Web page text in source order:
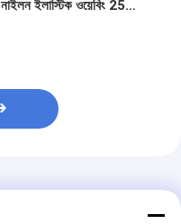
নাইলন ইলাস্টিক ওয়েবিং 25